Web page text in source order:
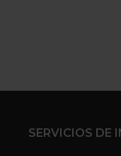
SERVICIOS DE